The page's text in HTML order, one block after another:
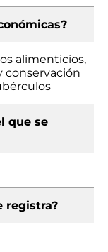
alimenticios,
conservación
que se
registra?